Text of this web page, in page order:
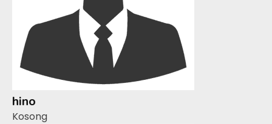
hino
Kosong